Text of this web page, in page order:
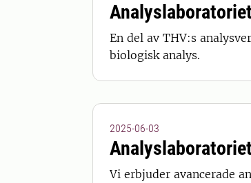
En del av THV:s
biologisk analys.
2025-06-03
Vi erbjuder avancerade